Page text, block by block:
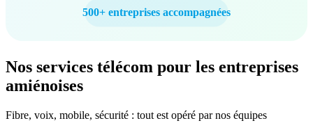
500+ entreprises accompagnées
Nos services télécom pour les entreprises
amiénoises
Fibre, voix, mobile, sécurité : tout est opéré par nos équipes